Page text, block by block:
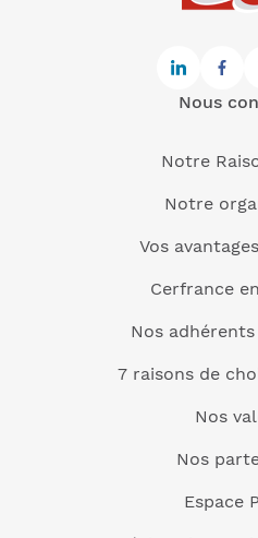
Nous
Notre
Notre
Vos
Cerfrance
Nos
7 raisons de
Nos
Nos
Espace